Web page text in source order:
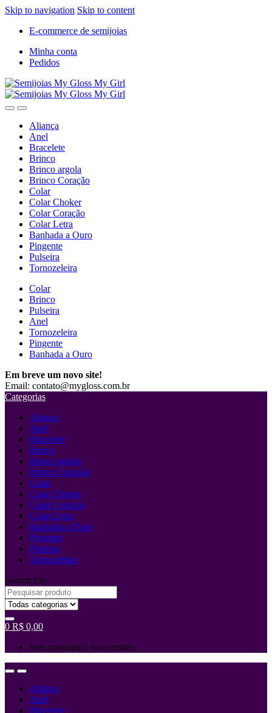
Skip to navigation Skip to content
E-commerce de semijoias
Minha conta
Pedidos
Aliança
Anel
Bracelete
Brinco
Brinco argola
Brinco Coração
Colar
Colar Choker
Colar Coração
Colar Letra
Banhada a Ouro
Pingente
Pulseira
Tornozeleira
Colar
Brinco
Pulseira
Anel
Tornozeleira
Pingente
Banhada a Ouro
Em breve um novo site!
Email: contato@mygloss.com.br
Categorias
Aliança
Anel
Bracelete
Brinco
Brinco argola
Brinco Coração
Colar
Colar Choker
Colar Coração
Colar Letra
Banhada a Ouro
Pingente
Pulseira
Tornozeleira
Search for:
0 R$ 0,00
Sem produto(s) no carrinho.
Aliança
Anel
Bracelete